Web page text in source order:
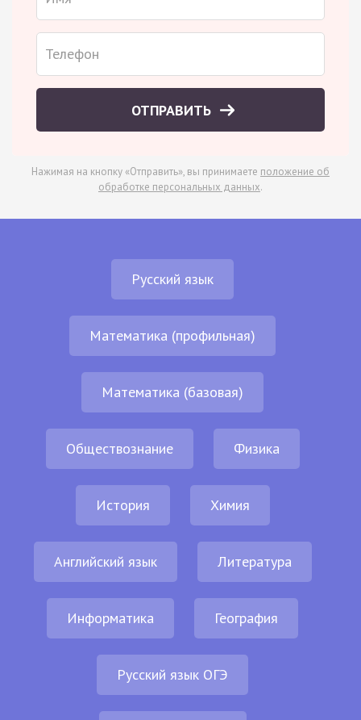
ОТПРАВИТЬ
Нажимая на кнопку «Отправить», вы принимаете положение об
обработке персональных данных.
Русский язык
Математика (профильная)
Математика (базовая)
Обществознание Физика
История Химия
Английский язык Литература
Информатика География
Русский язык ОГЭ